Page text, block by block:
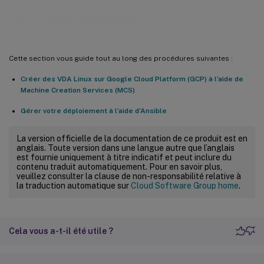
Cette section vous guide tout au long des procédures suivantes :
Créer des VDA Linux sur Google Cloud Platform (GCP) à l’aide de
Machine Creation Services (MCS)
Gérer votre déploiement à l’aide d’Ansible
La version officielle de la documentation de ce produit est en
anglais. Toute version dans une langue autre que l’anglais
est fournie uniquement à titre indicatif et peut inclure du
contenu traduit automatiquement. Pour en savoir plus,
veuillez consulter la clause de non-responsabilité relative à
la traduction automatique surCloud Software Group home.
Cela vous a-t-il été utile ?